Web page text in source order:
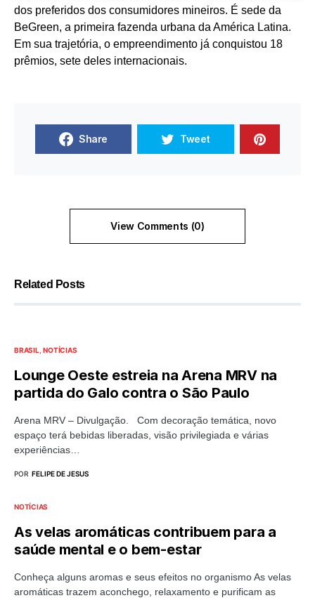
dos preferidos dos consumidores mineiros. É sede da
BeGreen, a primeira fazenda urbana da América Latina.
Em sua trajetória, o empreendimento já conquistou 18
prêmios, sete deles internacionais.
Share Tweet
View Comments (0)
Related Posts
BRASIL NOTÍCIAS
Lounge Oeste estreia na Arena MRV na
partida do Galo contra o São Paulo
Arena MRV – Divulgação. Com decoração temática, novo
espaço terá bebidas liberadas, visão privilegiada e várias
experiências…
POR FELIPE DE JESUS
NOTÍCIAS
As velas aromáticas contribuem para a
saúde mental e o bem-estar
Conheça alguns aromas e seus efeitos no organismo As velas
aromáticas trazem aconchego, relaxamento e purificam as